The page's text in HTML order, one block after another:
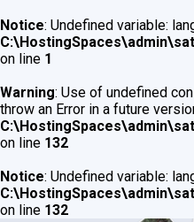
Notice: Undefined variable:
on line 1
Warning: Use of undefined
throw an Error in a future
on line 132
Notice: Undefined variable:
on line 132